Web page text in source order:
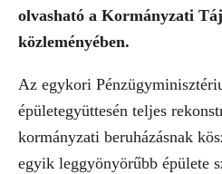
olvasható a Kormányzati
közleményében.
Az egykori
épületegyüttesén teljes
kormányzati beruházásnak
egyik leggyönyörűbb épülete